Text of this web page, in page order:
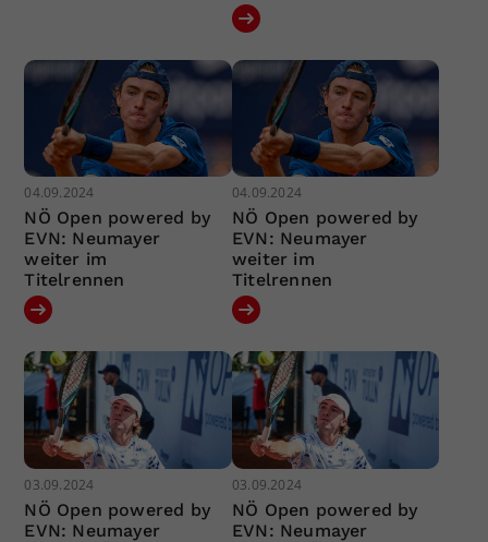
04.09.2024
NÖ Open powered by
EVN: Neumayer
weiter im
Titelrennen
04.09.2024
NÖ Open powered by
EVN: Neumayer
weiter im
Titelrennen
03.09.2024
NÖ Open powered by
EVN: Neumayer
03.09.2024
NÖ Open powered by
EVN: Neumayer